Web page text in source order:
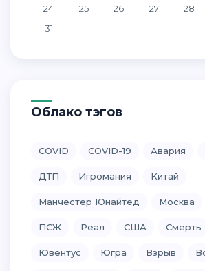
24
25 26 27 28
31
Облако тэгов
COVID COVID-19 Авария
ДТП Игромания Китай
Манчестер Юнайтед Москва
ПСЖ Реал США Смерть
Ювентус Югра Взрыв